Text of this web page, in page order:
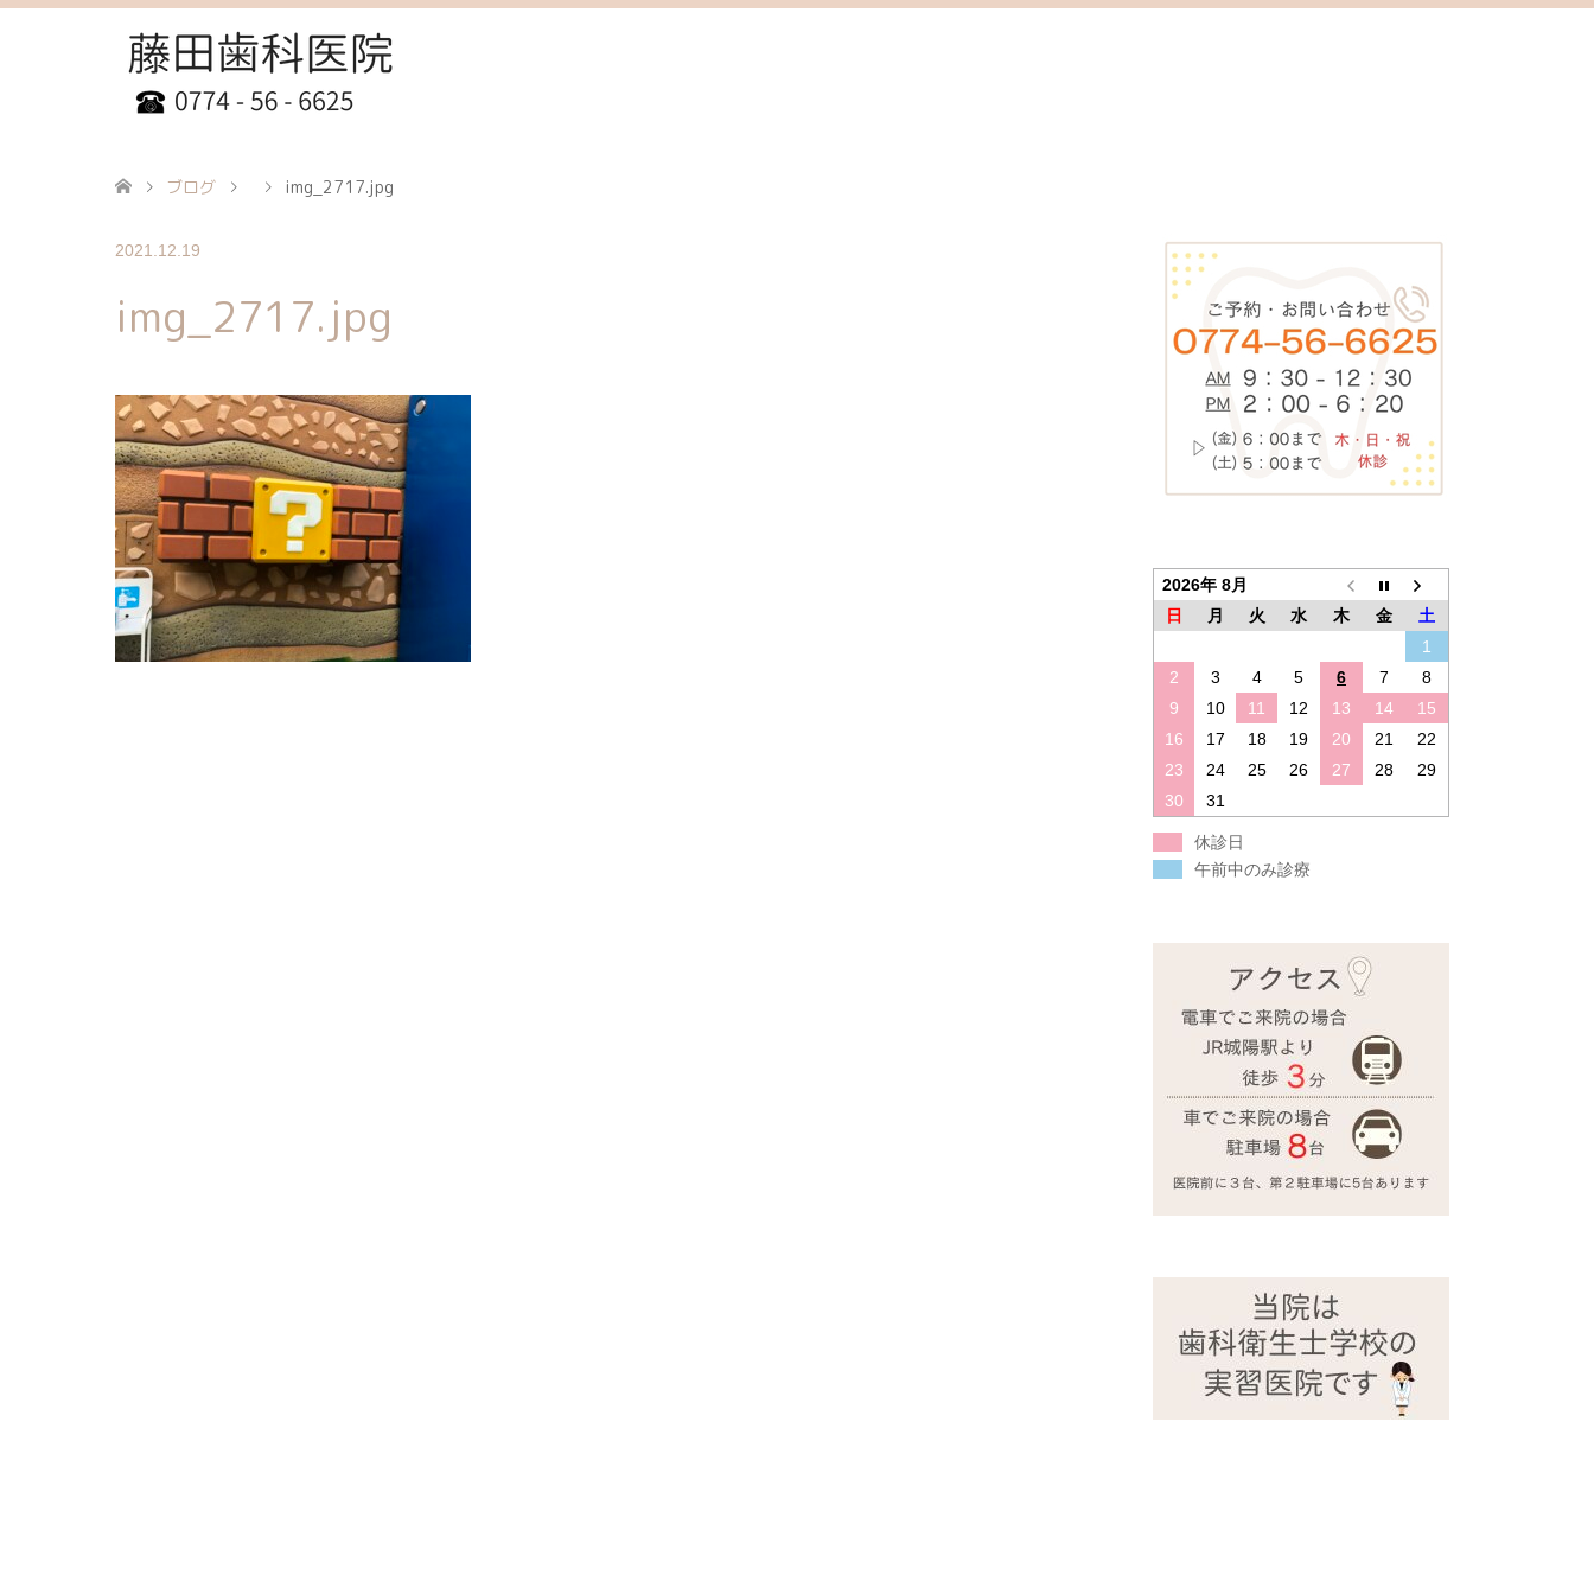
ブログ img_2717.jpg
2021.12.19
img_2717.jpg
2026年 8月
日
月 火 水 木 金
土
1
2
3 4 5 6 7
8
9
10 11 12 13 14
15
16
17 18 19 20 21
22
23
24 25 26 27 28
29
30
31
休診日
午前中のみ診療